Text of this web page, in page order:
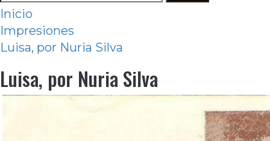
al
contenido
Inicio
Impresiones
Luisa, por Nuria Silva
Luisa, por Nuria Silva